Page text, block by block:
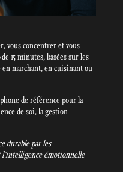
vous concentrer et vous
15 minutes, basées sur les
en marchant, en cuisinant ou
de référence pour la
de soi, la gestion
durable par les
émotionnelle